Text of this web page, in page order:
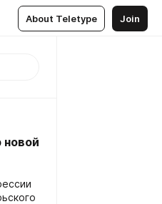
About Teletype Join
новой